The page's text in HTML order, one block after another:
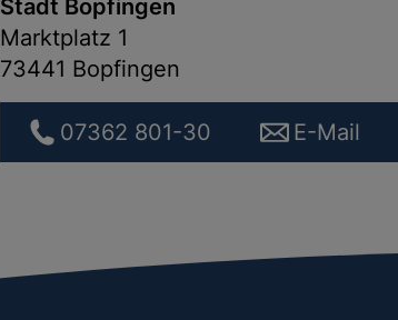
Stadt Bopfingen
Marktplatz 1
73441 Bopfingen
07362 801-30 E-Mail